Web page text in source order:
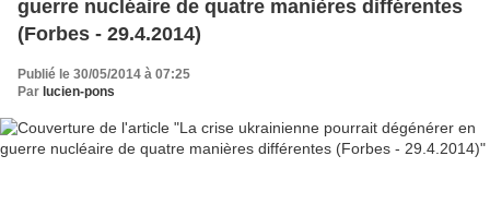
guerre nucléaire de quatre manières différentes
(Forbes - 29.4.2014)
Publié le 30/05/2014 à 07:25
Par lucien-pons